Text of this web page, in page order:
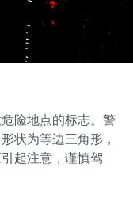
险地点的标志。警
状为等边三角形，
起注意，谨慎驾